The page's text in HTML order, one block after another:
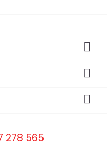



278 565